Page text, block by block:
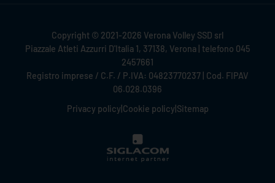
Copyright © 2021-2026 Verona Volley SSD srl
Piazzale Atleti Azzurri D'Italia 1, 37138, Verona | telefono 045
2457661
Registro imprese / C.F. / P.IVA: 04823770237 | Cod. FIPAV
06.028.0396
Privacy policy Cookie policy Sitemap